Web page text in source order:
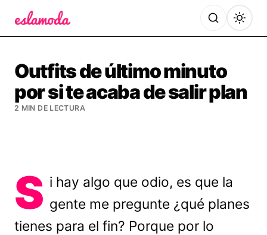
Outfits de último minuto
por si te acaba de salir plan
2 MIN DE LECTURA
S i hay algo que odio, es que la
gente me pregunte ¿qué planes
tienes para el fin? Porque por lo